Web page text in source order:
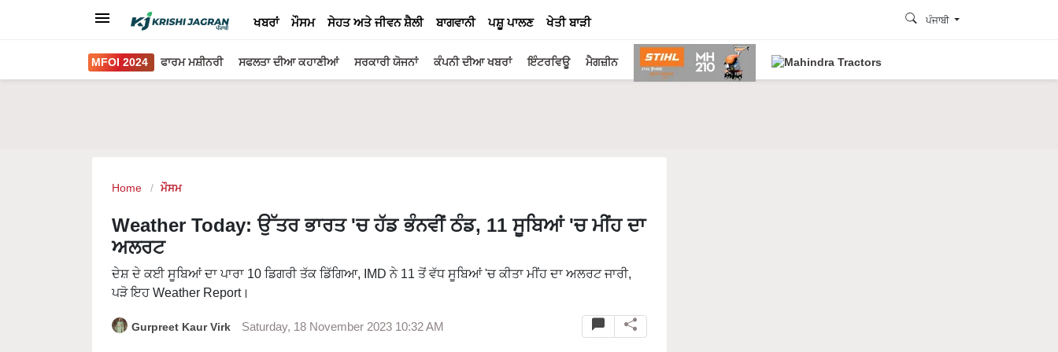
ਖਬਰਾਂ ਮੌਸਮ ਸੇਹਤ ਅਤੇ ਜੀਵਨ ਸ਼ੈਲੀ ਬਾਗਵਾਨੀ ਪਸ਼ੂ ਪਾਲਣ ਖੇਤੀ ਬਾੜੀ ਪੰਜਾਬੀ
MFOI 2024 ਫਾਰਮ ਮਸ਼ੀਨਰੀ ਸਫਲਤਾ ਦੀਆ ਕਹਾਣੀਆਂ ਸਰਕਾਰੀ ਯੋਜਨਾਂ ਕੰਪਨੀ ਦੀਆ ਖਬਰਾਂ ਇੰਟਰਵਿਊ ਮੈਗਜ਼ੀਨ
Home ਮੌਸਮ
Weather Today: ਉੱਤਰ ਭਾਰਤ 'ਚ ਹੱਡ ਭੰਨਵੀਂ ਠੰਡ, 11 ਸੂਬਿਆਂ 'ਚ ਮੀਂਹ ਦਾ
ਅਲਰਟ
ਦੇਸ਼ ਦੇ ਕਈ ਸੂਬਿਆਂ ਦਾ ਪਾਰਾ 10 ਡਿਗਰੀ ਤੱਕ ਡਿੱਗਿਆ, IMD ਨੇ 11 ਤੋਂ ਵੱਧ ਸੂਬਿਆਂ 'ਚ ਕੀਤਾ ਮੀਂਹ ਦਾ ਅਲਰਟ ਜਾਰੀ,
ਪੜੋ ਇਹ Weather Report।
Gurpreet Kaur Virk Saturday, 18 November 2023 10:32 AM